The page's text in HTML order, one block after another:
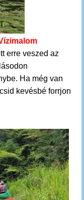
erre veszed az
Ha még van
kevésbé forrjon